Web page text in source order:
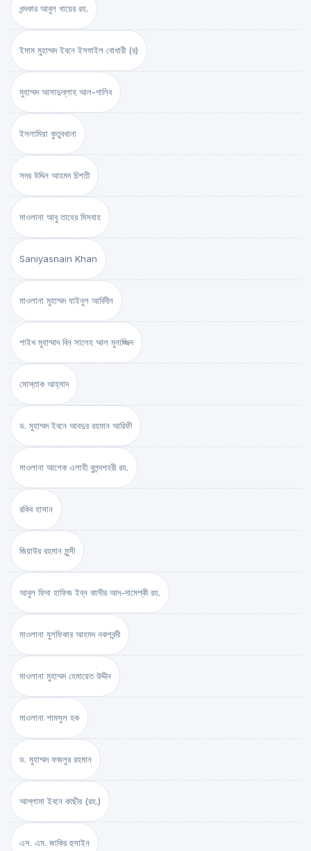
খন্দকার আবুল খায়ের রহ.
ইমাম মুহাম্মদ ইবনে ইসমাইল বোখারী (র)
মুহাম্মদ আসাদুল্লাহ আল-গালিব
ইসলামিয়া কুতুবখানা
সদর উদ্দিন আহমদ চিশতী
মাওলানা আবু তাহের মিসবাহ
Saniyasnain Khan
মাওলানা মুহাম্মদ যাইনুল আবিদীন
শাইখ মুহাম্মাদ বিন সালেহ আল মুনাজ্জিদ
মোস্তাক আহ্‌মাদ
ড. মুহাম্মদ ইবনে আবদুর রহমান আরিফী
মাওলানা আশেক এলাহী বুলন্দশহরী রহ.
রকিব হাসান
জিয়াউর রহমান মুন্সী
আবুল ফিদা হাফিজ ইব্‌ন কাসীর আদ-দামেশ্‌কী রহ.
মাওলানা যুলফিকার আহমদ নকশবন্দী
মাওলানা মুহাম্মদ হেমায়েত উদ্দীন
মাওলানা শামসুল হক
ড. মুহাম্মদ ফজলুর রহমান
আল্লামা ইবনে কাছীর (রহ.)
এস. এম. জাকির হুসাইন